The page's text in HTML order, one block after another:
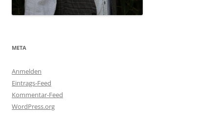
META
Anmelden
Eintrags-Feed
Kommentar-Feed
WordPress.org